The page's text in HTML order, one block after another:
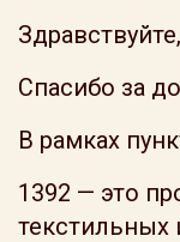
Спасибо за
В рамках
1392 — это
текстильных